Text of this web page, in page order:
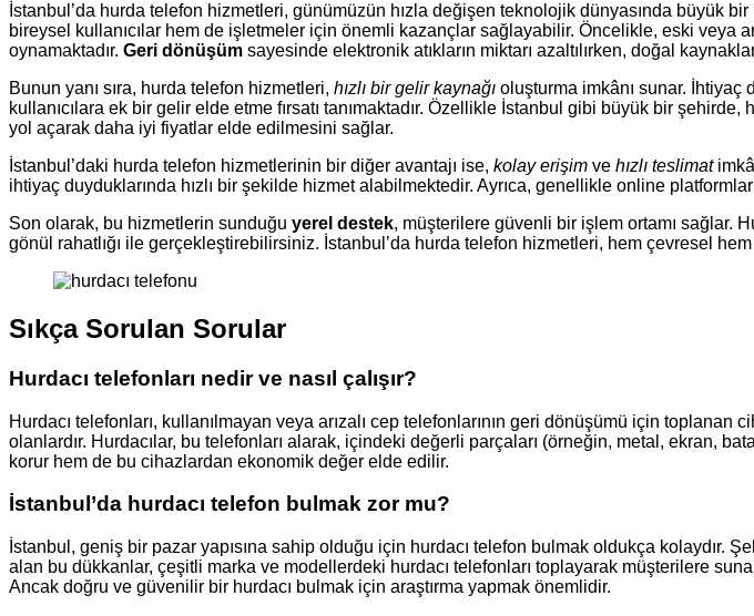
İstanbul’da hurda telefon hizmetleri, günümüzün hızla değişen teknolojik dünyasında büyük
bireysel kullanıcılar hem de işletmeler için önemli kazançlar sağlayabilir. Öncelikle, eski veya
oynamaktadır. Geri dönüşüm sayesinde elektronik atıkların miktarı azaltılırken, doğal
Bunun yanı sıra, hurda telefon hizmetleri, hızlı bir gelir kaynağı oluşturma imkânı sunar. İhtiyaç
kullanıcılara ek bir gelir elde etme fırsatı tanımaktadır. Özellikle İstanbul gibi büyük bir
yol açarak daha iyi fiyatlar elde edilmesini sağlar.
İstanbul’daki hurda telefon hizmetlerinin bir diğer avantajı ise, kolay erişim ve hızlı teslimat
ihtiyaç duyduklarında hızlı bir şekilde hizmet alabilmektedir. Ayrıca, genellikle online
Son olarak, bu hizmetlerin sunduğu yerel destek, müşterilere güvenli bir işlem ortamı sağlar.
gönül rahatlığı ile gerçekleştirebilirsiniz. İstanbul’da hurda telefon hizmetleri, hem çevresel
Sıkça Sorulan Sorular
Hurdacı telefonları nedir ve nasıl çalışır?
Hurdacı telefonları, kullanılmayan veya arızalı cep telefonlarının geri dönüşümü için
olanlardır. Hurdacılar, bu telefonları alarak, içindeki değerli parçaları (örneğin, metal, ekran,
korur hem de bu cihazlardan ekonomik değer elde edilir.
İstanbul’da hurdacı telefon bulmak zor mu?
İstanbul, geniş bir pazar yapısına sahip olduğu için hurdacı telefon bulmak oldukça kolaydır.
alan bu dükkanlar, çeşitli marka ve modellerdeki hurdacı telefonları toplayarak müşterilere
Ancak doğru ve güvenilir bir hurdacı bulmak için araştırma yapmak önemlidir.